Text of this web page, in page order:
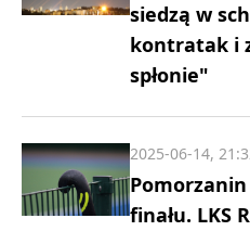
siedzą w
kontratak i
spłonie"
finału. LKS
2025-06-14,